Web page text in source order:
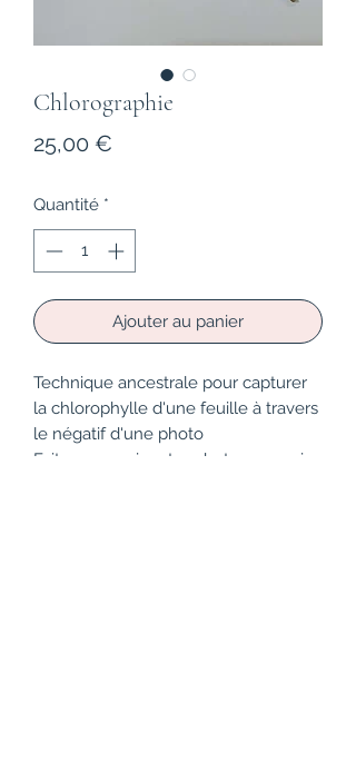
Chlorographie
25,00 €
Quantité *
Ajouter au panier
Technique ancestrale pour capturer
la chlorophylle d'une feuille à travers
le négatif d'une photo
Faites parvenir votre photo souvenir a